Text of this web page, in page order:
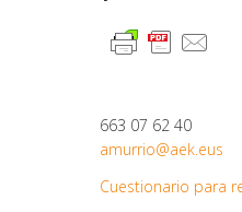
663 07 62 40
amurrio@aek.eus
Cuestionario para